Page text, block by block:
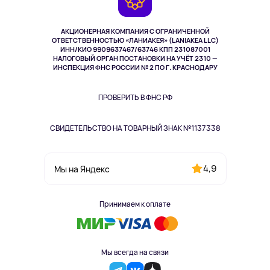
АКЦИОНЕРНАЯ КОМПАНИЯ С ОГРАНИЧЕННОЙ
ОТВЕТСТВЕННОСТЬЮ «ЛАНИАКЕЯ» (LANIAKEA LLC)
ИНН/КИО 9909637467/63746 КПП 231087001
НАЛОГОВЫЙ ОРГАН ПОСТАНОВКИ НА УЧЁТ 2310 —
ИНСПЕКЦИЯ ФНС РОССИИ № 2 ПО Г. КРАСНОДАРУ
ПРОВЕРИТЬ В ФНС РФ
СВИДЕТЕЛЬСТВО НА ТОВАРНЫЙ ЗНАК №1137338
Мы на Яндекс 4,9
Принимаем к оплате
Мы всегда на связи
Здоровье питомцев
Одежда и аксессуары